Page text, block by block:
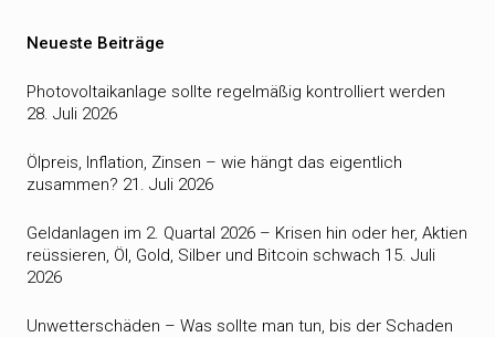
Neueste Beiträge
Photovoltaikanlage sollte regelmäßig kontrolliert werden
28. Juli 2026
Ölpreis, Inflation, Zinsen – wie hängt das eigentlich
zusammen? 21. Juli 2026
Geldanlagen im 2. Quartal 2026 – Krisen hin oder her, Aktien
reüssieren, Öl, Gold, Silber und Bitcoin schwach 15. Juli
2026
Unwetterschäden – Was sollte man tun, bis der Schaden